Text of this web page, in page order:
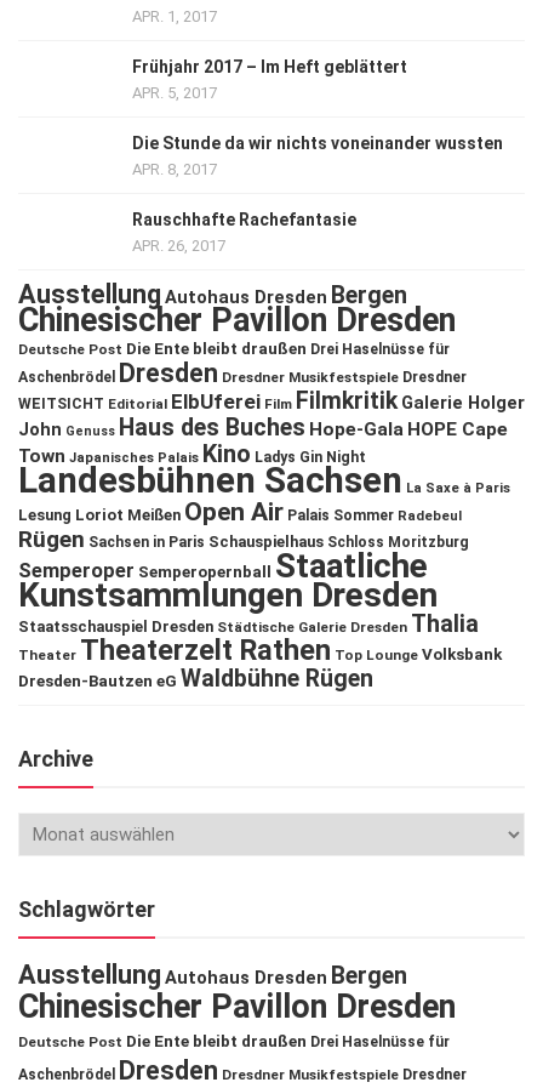
APR. 1, 2017
Frühjahr 2017 – Im Heft geblättert
APR. 5, 2017
Die Stunde da wir nichts voneinander wussten
APR. 8, 2017
Rauschhafte Rachefantasie
APR. 26, 2017
Ausstellung Autohaus Dresden Bergen
Chinesischer Pavillon Dresden
Deutsche Post Die Ente bleibt draußen Drei Haselnüsse für
Aschenbrödel
Dresden Dresdner Musikfestspiele Dresdner
WEITSICHT Editorial ElbUferei Film Filmkritik Galerie Holger
John Genuss Haus des Buches Hope-Gala HOPE Cape
Town Japanisches Palais Kino Ladys Gin Night
Landesbühnen Sachsen La Saxe à Paris
Lesung Loriot Meißen Open Air Palais Sommer Radebeul
Rügen Sachsen in Paris Schauspielhaus Schloss Moritzburg
Semperoper Semperopernball Staatliche
Kunstsammlungen Dresden
Staatsschauspiel Dresden Städtische Galerie Dresden Thalia
Theater Theaterzelt Rathen Top Lounge Volksbank
Dresden-Bautzen eG Waldbühne Rügen
Archive
Schlagwörter
Ausstellung Autohaus Dresden Bergen
Chinesischer Pavillon Dresden
Deutsche Post Die Ente bleibt draußen Drei Haselnüsse für
Aschenbrödel
Dresden Dresdner Musikfestspiele Dresdner